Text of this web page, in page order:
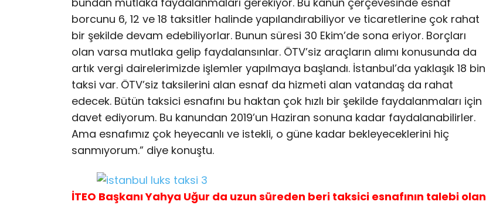
borcunu 6, 12 ve 18 taksitler halinde yapılandırabiliyor ve ticaretlerine çok rahat
bir şekilde devam edebiliyorlar. Bunun süresi 30 Ekim’de sona eriyor. Borçları
olan varsa mutlaka gelip faydalansınlar. ÖTV’siz araçların alımı konusunda da
artık vergi dairelerimizde işlemler yapılmaya başlandı. İstanbul’da yaklaşık 18 bin
taksi var. ÖTV’siz taksilerini alan esnaf da hizmeti alan vatandaş da rahat
edecek. Bütün taksici esnafını bu haktan çok hızlı bir şekilde faydalanmaları için
davet ediyorum. Bu kanundan 2019’un Haziran sonuna kadar faydalanabilirler.
Ama esnafımız çok heyecanlı ve istekli, o güne kadar bekleyeceklerini hiç
sanmıyorum.” diye konuştu.
İTEO Başkanı Yahya Uğur da uzun süreden beri taksici esnafının talebi olan